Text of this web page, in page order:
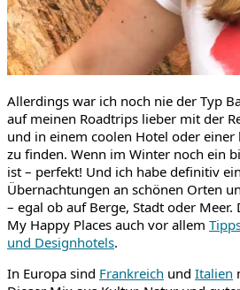
Allerdings war ich noch nie der Typ
auf meinen Roadtrips lieber mit der
und in einem coolen Hotel oder
zu finden. Wenn im Winter noch ein
ist – perfekt! Und ich habe definitiv
Übernachtungen an schönen Orten
– egal ob auf Berge, Stadt oder Meer.
My Happy Places auch vor allem
und Designhotels.
In Europa sind Frankreich und Italien